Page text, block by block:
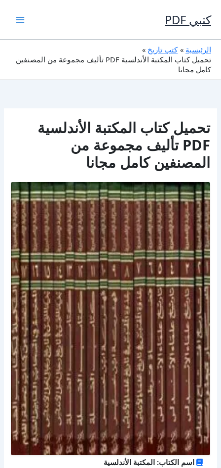
إلى
المحتوى
كتبي PDF
الرئيسية
كتب تاريخ
تحميل كتاب المكتبة الأندلسية PDF تأليف مجموعة من المصنفين
كامل مجانا
تحميل كتاب المكتبة الأندلسية
PDF تأليف مجموعة من
المصنفين كامل مجانا
اسم الكتاب: المكتبة الأندلسية